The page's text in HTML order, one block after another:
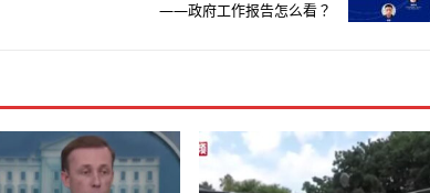
——政府工作报告怎么看？